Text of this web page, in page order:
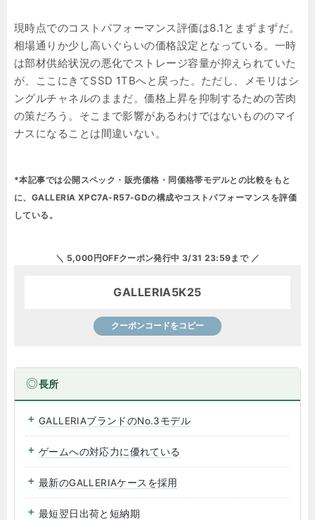
現時点でのコストパフォーマンス評価は8.1とまずまずだ。
相場通りか少し高いぐらいの価格設定となっている。一時
は部材供給状況の悪化でストレージ容量が抑えられていた
が、ここにきてSSD 1TBへと戻った。ただし、メモリはシ
ングルチャネルのままだ。価格上昇を抑制するための苦肉
の策だろう。そこまで影響があるわけではないもののマイ
ナスになることは間違いない。
*本記事では公開スペック・販売価格・同価格帯モデルとの比較をもと
に、GALLERIA XPC7A-R57-GDの構成やコストパフォーマンスを評価
している。
＼ 5,000円OFFクーポン発行中 3/31 23:59まで ／
GALLERIA5K25
クーポンコードをコピー
長所
GALLERIAブランドのNo.3モデル
ゲームへの対応力に優れている
最新のGALLERIAケースを採用
最短翌日出荷と短納期